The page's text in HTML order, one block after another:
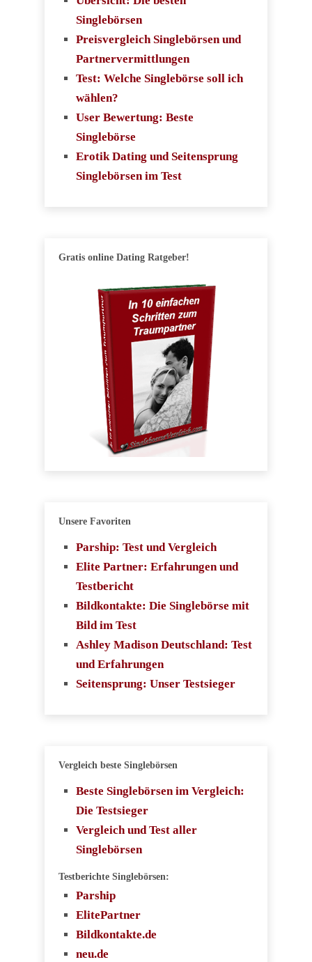
Singlebörsen
Preisvergleich Singlebörsen und
Partnervermittlungen
Test: Welche Singlebörse soll ich
wählen?
User Bewertung: Beste
Singlebörse
Erotik Dating und Seitensprung
Singlebörsen im Test
Gratis online Dating Ratgeber!
Unsere Favoriten
Parship: Test und Vergleich
Elite Partner: Erfahrungen und
Testbericht
Bildkontakte: Die Singlebörse mit
Bild im Test
Ashley Madison Deutschland: Test
und Erfahrungen
Seitensprung: Unser Testsieger
Vergleich beste Singlebörsen
Beste Singlebörsen im Vergleich:
Die Testsieger
Vergleich und Test aller
Singlebörsen
Testberichte Singlebörsen:
Parship
ElitePartner
Bildkontakte.de
neu.de